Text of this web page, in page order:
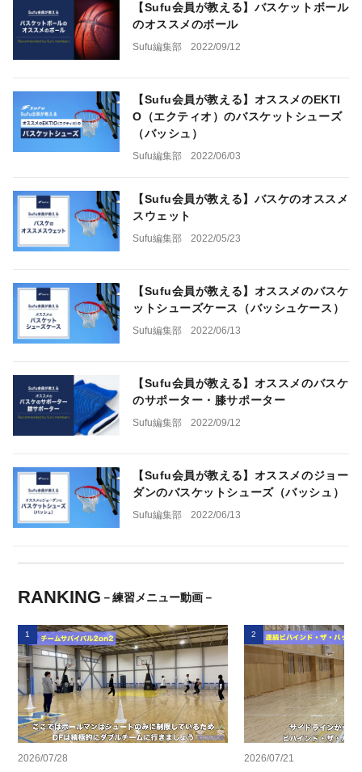
【Sufu会員が教える】バスケットボール
のオススメのボール
Sufu編集部 2022/09/12
【Sufu会員が教える】オススメのEKTI
O（エクティオ）のバスケットシューズ
（バッシュ）
Sufu編集部 2022/06/03
【Sufu会員が教える】バスケのオススメ
スウェット
Sufu編集部 2022/05/23
【Sufu会員が教える】オススメのバスケ
ットシューズケース（バッシュケース）
Sufu編集部 2022/06/13
【Sufu会員が教える】オススメのバスケ
のサポーター・膝サポーター
Sufu編集部 2022/09/12
【Sufu会員が教える】オススメのジョー
ダンのバスケットシューズ（バッシュ）
Sufu編集部 2022/06/13
RANKING －練習メニュー動画－
1
2026/07/28
2
2026/07/21